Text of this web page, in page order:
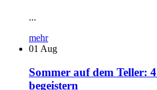
...
mehr
01 Aug
Sommer auf dem Teller:
begeistern